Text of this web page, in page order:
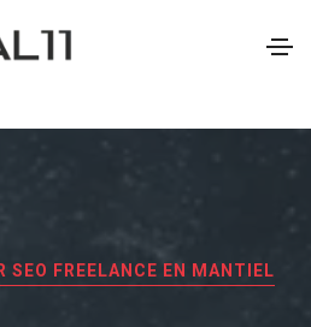
FREELANCE EN MANTIEL